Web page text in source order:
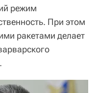
режим
При этом
ракетами делает